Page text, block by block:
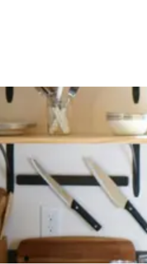
KLAP
BOM"